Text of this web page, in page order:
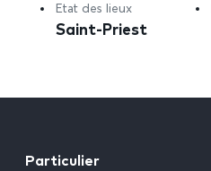
Etat des lieux
Saint-Priest
Particulier